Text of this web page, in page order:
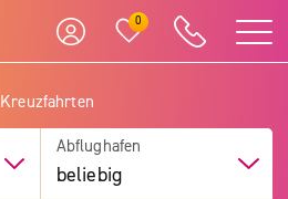
0
Kreuzfahrten
Abflughafen
beliebig